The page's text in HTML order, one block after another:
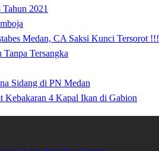
2021
Medan, CA Saksi Kunci Tersorot !!!
Tersangka
Sidang di PN Medan
Kebakaran 4 Kapal Ikan di Gabion